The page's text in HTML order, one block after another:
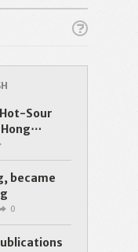
Sour
Hong⋯
became
0